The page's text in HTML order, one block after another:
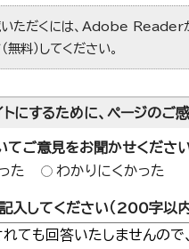
いただくには、Adobe Reader
無料）してください。
トにするために、ページのご
てご意見をお聞かせくださ
た
わかりにくかった
入してください（200字以内